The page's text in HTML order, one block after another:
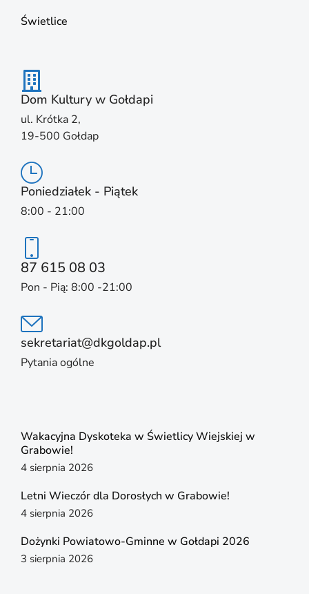
Świetlice
Dom Kultury w Gołdapi
ul. Krótka 2,
19-500 Gołdap
Poniedziałek - Piątek
8:00 - 21:00
87 615 08 03
Pon - Pią: 8:00 -21:00
sekretariat@dkgoldap.pl
Pytania ogólne
Wakacyjna Dyskoteka w Świetlicy Wiejskiej w
Grabowie!
4 sierpnia 2026
Letni Wieczór dla Dorosłych w Grabowie!
4 sierpnia 2026
Dożynki Powiatowo-Gminne w Gołdapi 2026
3 sierpnia 2026